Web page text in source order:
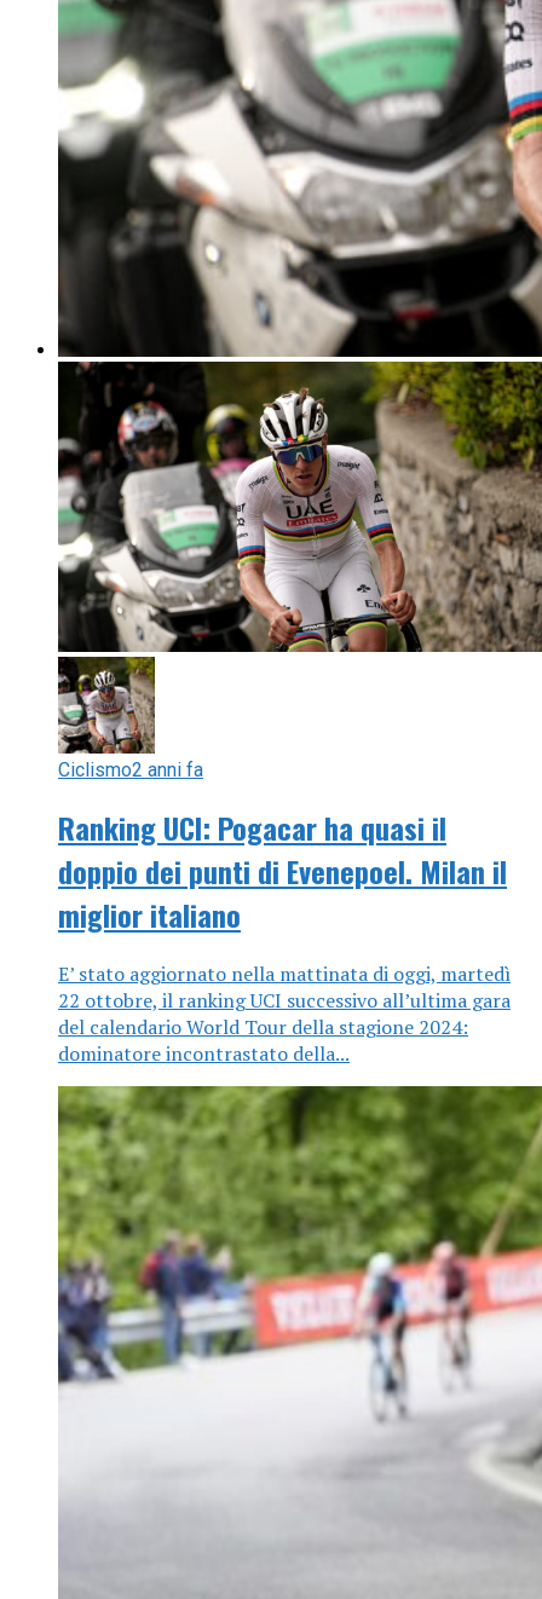
Ciclismo2 anni fa
Ranking UCI: Pogacar ha quasi il
doppio dei punti di Evenepoel. Milan il
miglior italiano
E’ stato aggiornato nella mattinata di oggi, martedì
22 ottobre, il ranking UCI successivo all’ultima gara
del calendario World Tour della stagione 2024:
dominatore incontrastato della...